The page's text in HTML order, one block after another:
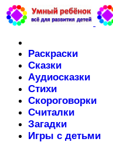
Раскраски
Сказки
Аудиосказки
Стихи
Скороговорки
Считалки
Загадки
Игры с детьми